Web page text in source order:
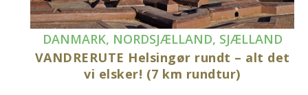
DANMARK, NORDSJÆLLAND, SJÆLLAND
VANDRERUTE Helsingør rundt – alt det
vi elsker! (7 km rundtur)